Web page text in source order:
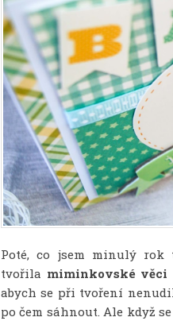
Poté, co jsem minulý
tvořila miminkovské věci
abych se při tvoření
po čem sáhnout. Ale když